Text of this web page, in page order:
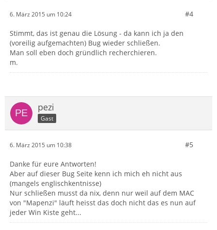
6. März 2015 um 10:24 #4
Stimmt, das ist genau die Lösung - da kann ich ja den
(voreilig aufgemachten) Bug wieder schließen.
Man soll eben doch gründlich recherchieren.
m.
pezi
Gast
6. März 2015 um 10:38 #5
Danke für eure Antworten!
Aber auf dieser Bug Seite kenn ich mich eh nicht aus
(mangels englischkentnisse)
Nur schließen musst da nix, denn nur weil auf dem MAC
von "Mapenzi" läuft heisst das doch nicht das es nun auf
jeder Win Kiste geht...